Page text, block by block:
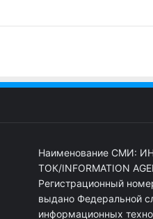
Наименование СМИ:
ТОК/INFORMATION
Регистрационный
выдано Федеральной
информационных